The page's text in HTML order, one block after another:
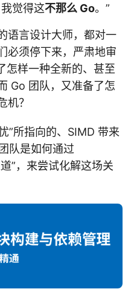
觉得这不那么 Go。”
语言设计大师，都对一
必须停下来，严肃地审
怎样一种全新的、甚至
Go 团队，又准备了怎
机？
”所指向的、SIMD 带来
队是如何通过
”，来尝试化解这场关